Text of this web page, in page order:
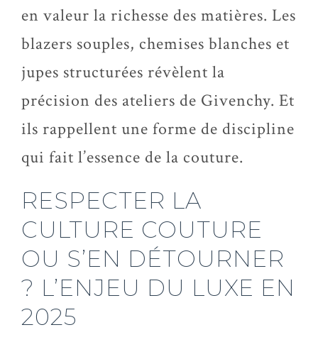
en valeur la richesse des matières. Les
blazers souples, chemises blanches et
jupes structurées révèlent la
précision des ateliers de Givenchy. Et
ils rappellent une forme de discipline
qui fait l’essence de la couture.
RESPECTER LA
CULTURE COUTURE
OU S’EN DÉTOURNER
? L’ENJEU DU LUXE EN
2025